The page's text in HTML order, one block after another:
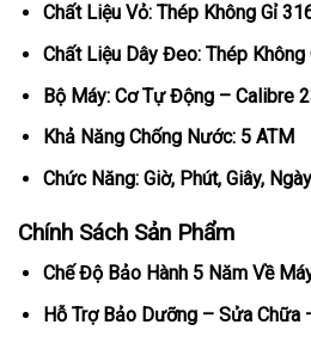
Chất Liệu Vỏ: Thép Không Gỉ
Chất Liệu Dây Đeo: Thép Không
Bộ Máy: Cơ Tự Động – Calibre
Khả Năng Chống Nước: 5 ATM
Chức Năng: Giờ, Phút, Giây,
Chính Sách Sản Phẩm
Chế Độ Bảo Hành 5 Năm Về
Hỗ Trợ Bảo Dưỡng – Sửa Chữa